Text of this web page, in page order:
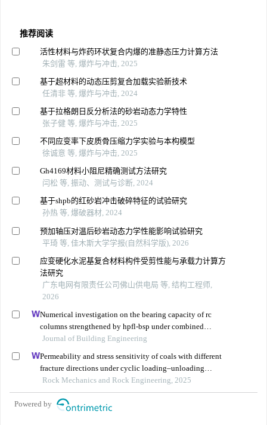
推荐阅读
活性材料与炸药环状复合内爆的准静态压力计算方法
朱剑雷 等, 爆炸与冲击, 2025
基于超材料的动态压剪复合加载实验新技术
任清非 等, 爆炸与冲击, 2024
基于拉格朗日反分析法的砂岩动态力学特性
张子健 等, 爆炸与冲击, 2025
不同应变率下皮质骨压缩力学实验与本构模型
徐诚意 等, 爆炸与冲击, 2025
Gh4169材料小阻尼精确测试方法研究
闫松 等, 振动、测试与诊断, 2024
基于shpb的红砂岩冲击破碎特征的试验研究
孙热 等, 爆破器材, 2024
预加轴压对温后砂岩动态力学性能影响试验研究
平琦 等, 佳木斯大学学报(自然科学版), 2026
应变硬化水泥基复合材料构件受剪性能与承载力计算方
法研究
广东电网有限责任公司佛山供电局 等, 结构工程师,
2026
Numerical investigation on the bearing capacity of rc
columns strengthened by hpfl-bsp under combined
loadings
Journal of Building Engineering
Permeability and stress sensitivity of coals with different
fracture directions under cyclic loading–unloading
conditions: a case study of the xutuan coal mine in
huaibei coalfield, china
Rock Mechanics and Rock Engineering, 2025
Powered by